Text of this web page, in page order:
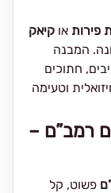
פירות או קיאק
המבנה
חתוכים
וטעימה
רמב”ם –
פשוט, קל